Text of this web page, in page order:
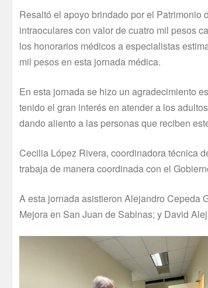
Resaltó el apoyo brindado por el
intraoculares con valor de cuatro mil pesos
los honorarios médicos a especialistas
mil pesos en esta jornada médica.
En esta jornada se hizo un agradecimiento
tenido el gran interés en atender a los
dando aliento a las personas que reciben
Cecilia López Rivera, coordinadora técnica
trabaja de manera coordinada con el
A esta jornada asistieron Alejandro Cepeda
Mejora en San Juan de Sabinas; y David